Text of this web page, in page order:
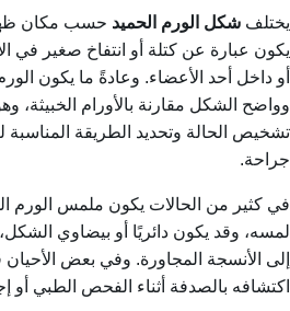
يختلف شكل الورم الحميد حسب مكان
يكون عبارة عن كتلة أو انتفاخ صغير في
أو داخل أحد الأعضاء. وعادةً ما يكون
وواضح الشكل مقارنة بالأورام الخبيثة،
تشخيص الحالة وتحديد الطريقة المناسبة ل
جراحة.
في كثير من الحالات يكون ملمس الورم
لمسه، وقد يكون دائريًا أو بيضاوي الشكل،
إلى الأنسجة المجاورة. وفي بعض
اكتشافه بالصدفة أثناء الفحص الطبي أو